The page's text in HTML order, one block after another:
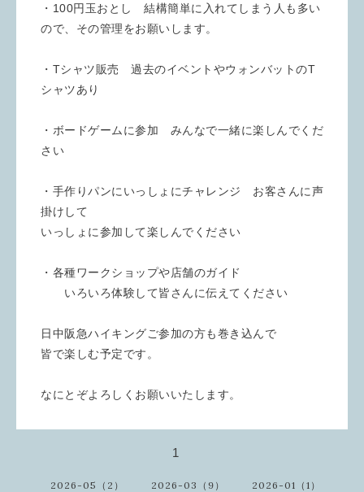
・100円玉おとし　結構簡単に入れてしまう人も多い
ので、その管理をお願いします。
・Tシャツ販売　過去のイベントやウォンバットのT
シャツあり
・ボードゲームに参加　みんなで一緒に楽しんでくだ
さい
・手作りパンにいっしょにチャレンジ　お客さんに声
掛けして
いっしょに参加して楽しんでください
・各種ワークショップや店舗のガイド
いろいろ体験して皆さんに伝えてください
日中阪急ハイキングご参加の方も巻き込んで
皆で楽しむ予定です。
なにとぞよろしくお願いいたします。
1
2026-05（2） 2026-03（9） 2026-01（1）